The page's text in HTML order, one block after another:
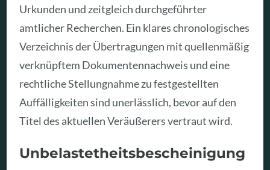
Urkunden und zeitgleich durchgeführter
amtlicher Recherchen. Ein klares chronologisches
Verzeichnis der Übertragungen mit quellenmäßig
verknüpftem Dokumentennachweis und eine
rechtliche Stellungnahme zu festgestellten
Auffälligkeiten sind unerlässlich, bevor auf den
Titel des aktuellen Veräußerers vertraut wird.
Unbelastetheitsbescheinigung